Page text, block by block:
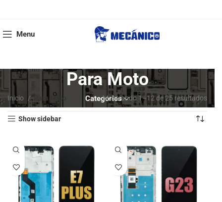
Menu
Para Moto
Categories
Inicio Para Moto Mostrando 1–12 de 25 resultados
Show sidebar